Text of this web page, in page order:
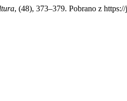
, (48), 373–379. Pobrano z